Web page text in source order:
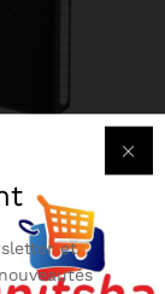
3 Lit –
27000 mAh
13409CFA
et